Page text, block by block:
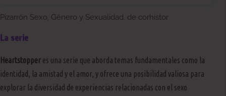
Pizarrón Sexo, Género y Sexualidad. de corhistor
La serie
Heartstopper es una serie que aborda temas fundamentales como la
identidad, la amistad y el amor, y ofrece una posibilidad valiosa para
explorar la diversidad de experiencias relacionadas con el sexo